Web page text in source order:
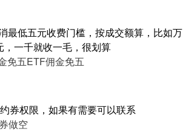
最低五元收费门槛，按成交额算，比如万
，一千就收一毛，很划算
免五ETF佣金免五
券权限，如果有需要可以联系
做空